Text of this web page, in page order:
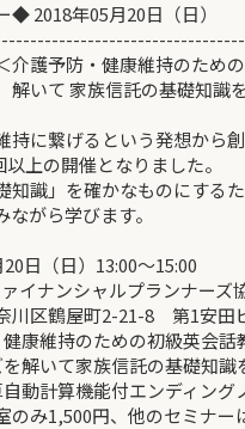
2018年05月20日（日）
護予防・健康維持のため
託の基礎知識を得
持に繋げるという発想から
上の開催となりました。
知識」を確かなものにす
がら学びます。
日（日）13:00～15:00
ァイナンシャルプランナー
鶴屋町2-21-8 第1安田
・健康維持のための
を解いて家族信託の基礎
自動計算機能付エンディン
のみ1,500円、他のセミナー